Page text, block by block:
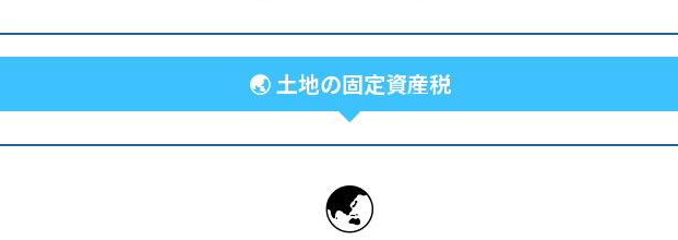
🌏 土地の固定資産税
🌏